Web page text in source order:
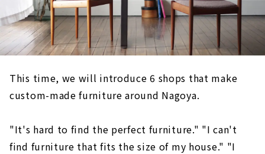
This time, we will introduce 6 shops that make
custom-made furniture around Nagoya.
"It's hard to find the perfect furniture." "I can't
find furniture that fits the size of my house." "I